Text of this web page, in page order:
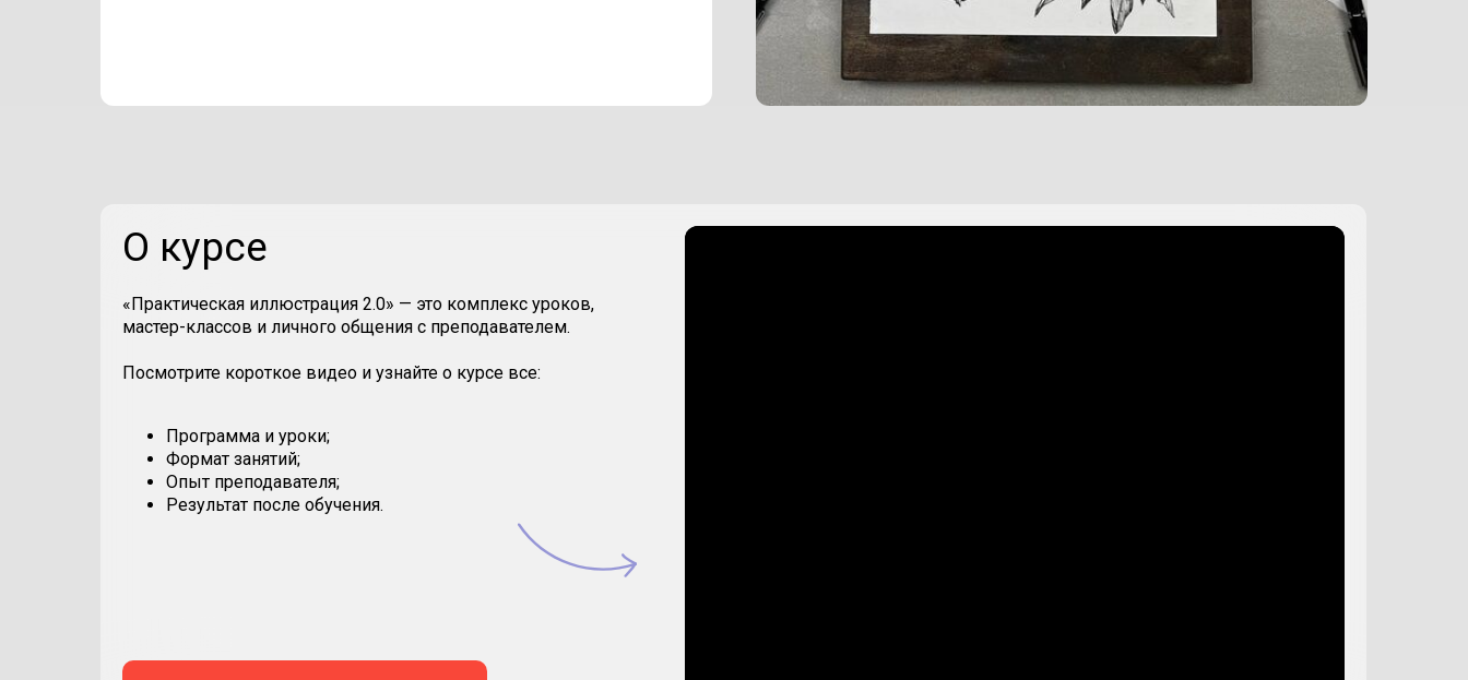
О курсе
«Практическая иллюстрация 2.0» — это комплекс уроков,
мастер-классов и личного общения с преподавателем.
Посмотрите короткое видео и узнайте о курсе все:
Программа и уроки;
Формат занятий;
Опыт преподавателя;
Результат после обучения.